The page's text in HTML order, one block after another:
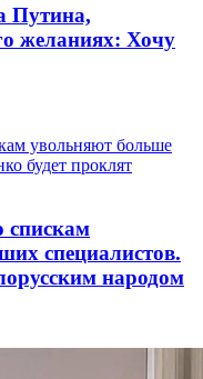
Путина,
желаниях: Хочу
спискам
специалистов.
народом